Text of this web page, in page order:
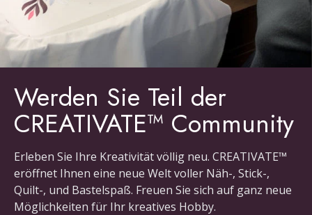
Werden Sie Teil der
CREATIVATE™ Community
Erleben Sie Ihre Kreativität völlig neu. CREATIVATE™
eröffnet Ihnen eine neue Welt voller Näh-, Stick-,
Quilt-, und Bastelspaß. Freuen Sie sich auf ganz neue
Möglichkeiten für Ihr kreatives Hobby.